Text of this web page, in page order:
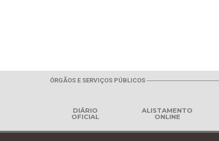
ÓRGÃOS E SERVIÇOS PÚBLICOS
DIÁRIO
OFICIAL
ALISTAMENTO
ONLINE